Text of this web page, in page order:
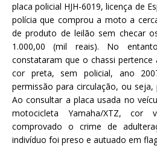
placa policial HJH-6019, licença de
polícia que comprou a moto a
de produto de leilão sem checar
1.000,00 (mil reais). No
constataram que o chassi pertence
cor preta, sem policial, ano
permissão para circulação, ou
Ao consultar a placa usada no
motocicleta Yamaha/XTZ,
comprovado o crime de
indivíduo foi preso e autuado em